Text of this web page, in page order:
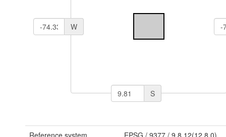
S
W
Reference system EPSG / 9377/ 9.8.12(12.8.0)